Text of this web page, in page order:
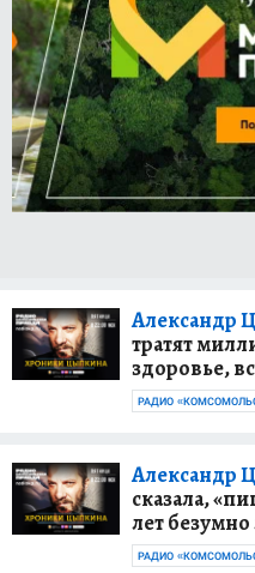
Александр
тратят
здоровье,
РАДИО
Александр
сказала,
лет
РАДИО